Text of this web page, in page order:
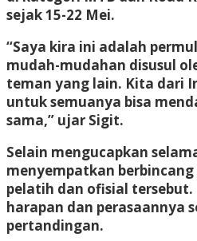
sejak 15-22 Mei.
“Saya kira ini adalah
mudah-mudahan disusul
teman yang lain. Kita dari
untuk semuanya bisa
sama,” ujar Sigit.
Selain mengucapkan
menyempatkan
pelatih dan ofisial
harapan dan perasaannya
pertandingan.